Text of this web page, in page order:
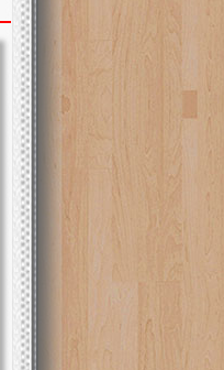
slide
slide
Donasi Wakaf
Qur'an & TK Islam
di Jonggol
ini, Ulurtangan bersama Yayasan
Islam Jonggol sedang merintis
Rumah Qur’an dan
Islam Terpadu (TKIT) An Najjah
Majelis Taklim di Jonggol,...